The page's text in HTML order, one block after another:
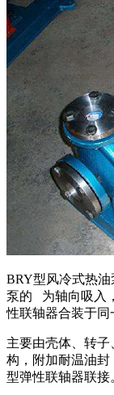
BRY型风冷式热
泵的 为轴向吸入
性联轴器合装于同
主要由壳体、转
构，附加耐温油封
型弹性联轴器联接